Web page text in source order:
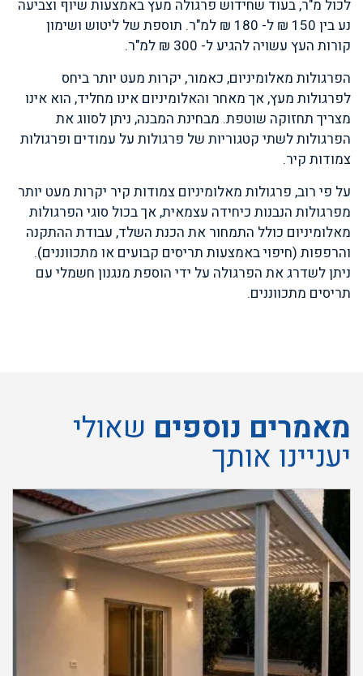
לכול מ"ר, בעוד שחידוש פרגולה מעץ באמצעות שיוף וצביעה
נע בין 150 ₪ ל- 180 ₪ למ"ר. תוספת של ליטוש ושימון
קורות העץ עשויה להגיע ל- 300 ₪ למ"ר.
הפרגולות מאלומיניום, כאמור, יקרות מעט יותר ביחס
לפרגולות מעץ, אך מאחר והאלומיניום אינו מחליד, הוא אינו
מצריך תחזוקה שוטפת. מבחינת המבנה, ניתן לסווג את
הפרגולות לשתי קטגוריות של פרגולות על עמודים ופרגולות
צמודות קיר.
על פי רוב, פרגולות מאלומיניום צמודות קיר יקרות מעט יותר
מפרגולות הנבנות כיחידה עצמאית, אך בכול סוגי הפרגולות
מאלומיניום כולל התמחור את הכנת השלד, עבודת ההתקנה
והרפפות (חיפוי באמצעות תריסים קבועים או מתכווננים).
ניתן לשדרג את הפרגולה על ידי הוספת מנגנון חשמלי עם
תריסים מתכווננים.
מאמרים נוספים שאולי
יעניינו אותך